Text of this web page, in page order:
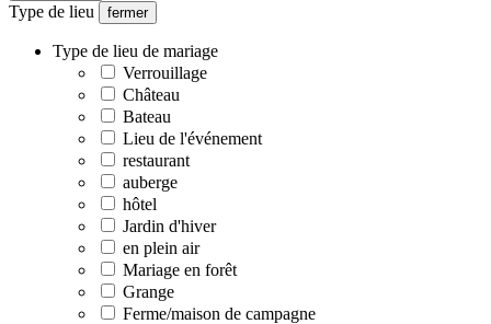
Type de lieu fermer
Type de lieu de mariage
Verrouillage
Château
Bateau
Lieu de l'événement
restaurant
auberge
hôtel
Jardin d'hiver
en plein air
Mariage en forêt
Grange
Ferme/maison de campagne